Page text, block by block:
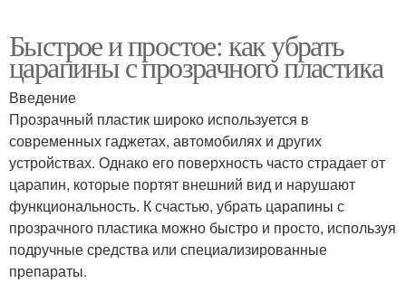
Быстрое и простое: как убрать
царапины с прозрачного пластика
Введение
Прозрачный пластик широко используется в
современных гаджетах, автомобилях и других
устройствах. Однако его поверхность часто страдает от
царапин, которые портят внешний вид и нарушают
функциональность. К счастью, убрать царапины с
прозрачного пластика можно быстро и просто, используя
подручные средства или специализированные
препараты.